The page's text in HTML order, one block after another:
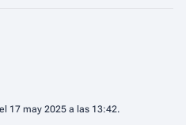
17 may 2025 a las 13:42.